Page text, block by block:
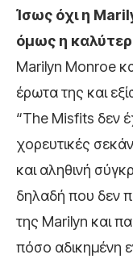
Ίσως όχι η
όμως η
Marilyn Monroe
έρωτα της και
“The Misfits δεν
χορευτικές
και αληθινή
δηλαδή που δεν
της Marilyn και
πόσο αδικημένη